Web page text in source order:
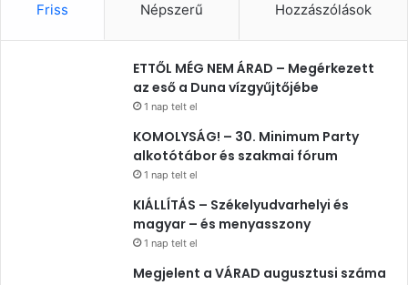
Friss Népszerű Hozzászólások
ETTŐL MÉG NEM ÁRAD – Megérkezett
az eső a Duna vízgyűjtőjébe
1 nap telt el
KOMOLYSÁG! – 30. Minimum Party
alkotótábor és szakmai fórum
1 nap telt el
KIÁLLÍTÁS – Székelyudvarhelyi és
magyar – és menyasszony
1 nap telt el
Megjelent a VÁRAD augusztusi száma